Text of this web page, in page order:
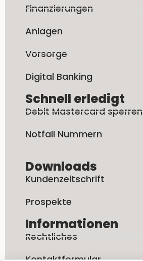
Finanzierungen
Anlagen
Vorsorge
Digital Banking
Schnell erledigt
Debit Mastercard sperren
Notfall Nummern
Downloads
Kundenzeitschrift
Prospekte
Informationen
Rechtliches